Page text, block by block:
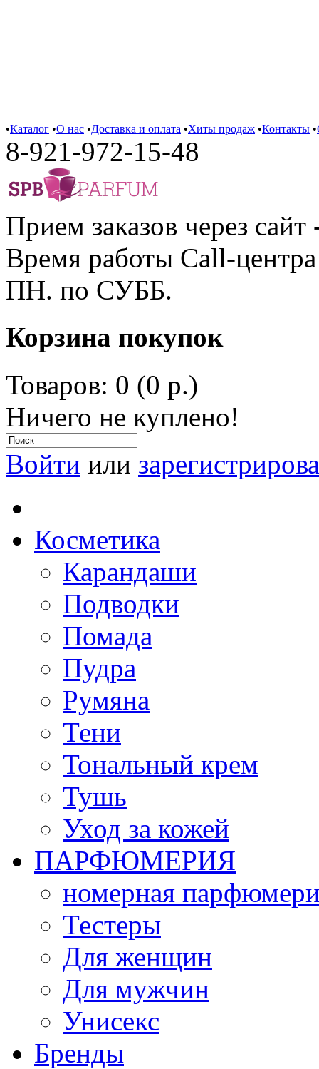
•Каталог •О нас •Доставка и оплата •Хиты продаж •Контакты •
8-921-972-15-48
Прием заказов через сайт
Время работы Call-
ПН. по СУББ.
Корзина покупок
Товаров: 0 (0 р.)
Ничего не куплено!
Войти или
Косметика
Карандаши
Подводки
Помада
Пудра
Румяна
Тени
Тональный крем
Тушь
Уход за кожей
ПАРФЮМЕРИЯ
номерная
Тестеры
Для женщин
Для мужчин
Унисекс
Бренды